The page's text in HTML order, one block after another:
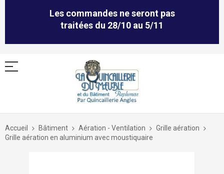
Les commandes ne seront pas
traitées du 28/10 au 5/11
Allez
contenu
Accueil Bâtiment Aération - Ventilation
Grille aération
Grille aération en aluminium avec moustiquaire